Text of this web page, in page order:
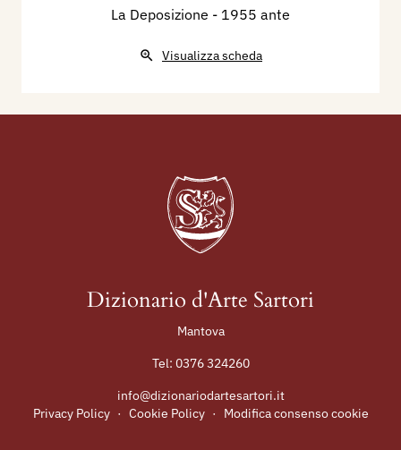
La Deposizione - 1955 ante
Visualizza scheda
Dizionario d'Arte Sartori
Mantova
Tel: 0376 324260
info@dizionariodartesartori.it
Privacy Policy · Cookie Policy · Modifica consenso cookie